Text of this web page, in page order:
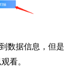
数据信息，但是
看。